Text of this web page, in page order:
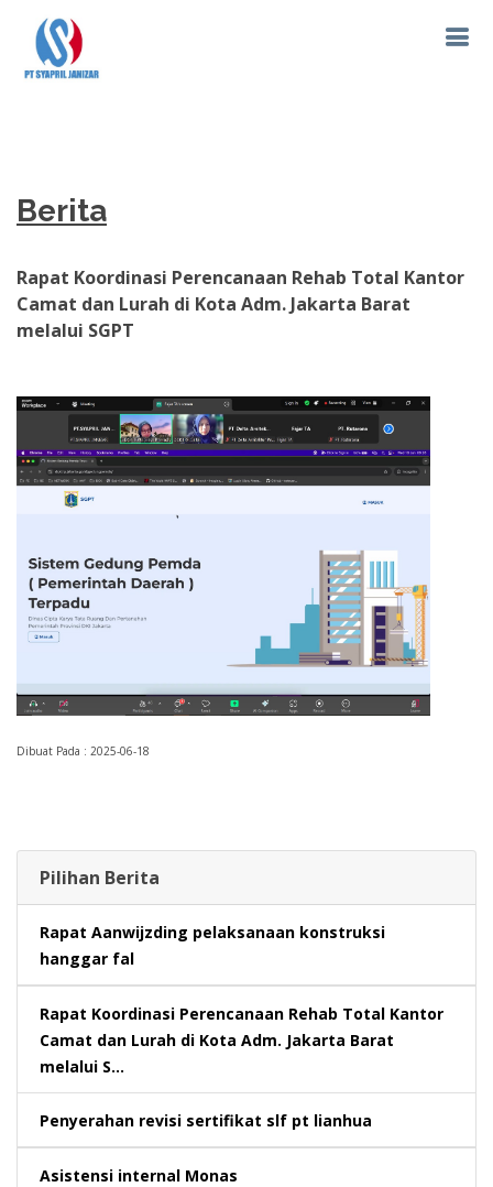
Berita
Rapat Koordinasi Perencanaan Rehab Total Kantor
Camat dan Lurah di Kota Adm. Jakarta Barat
melalui SGPT
Dibuat Pada : 2025-06-18
Pilihan Berita
Rapat Aanwijzding pelaksanaan konstruksi
hanggar fal
Rapat Koordinasi Perencanaan Rehab Total Kantor
Camat dan Lurah di Kota Adm. Jakarta Barat
melalui S...
Penyerahan revisi sertifikat slf pt lianhua
Asistensi internal Monas